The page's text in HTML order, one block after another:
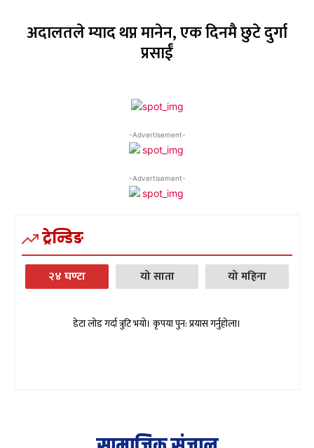
अदालतले म्याद थप्न मानेन, एक दिनमै छुटे दुर्गा
प्रसाईँ
-Advertisement-
-Advertisement-
ट्रेन्डिङ
२४ घण्टा यो साता यो महिना
डेटा लोड गर्दा त्रुटि भयो। कृपया पुन: प्रयास गर्नुहोला।